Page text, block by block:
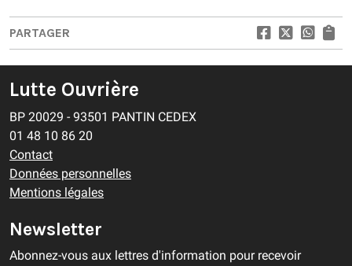
PARTAGER
Lutte Ouvrière
BP 20029 - 93501 PANTIN CEDEX
01 48 10 86 20
Contact
Données personnelles
Mentions légales
Newsletter
Abonnez-vous aux lettres d'information pour recevoir